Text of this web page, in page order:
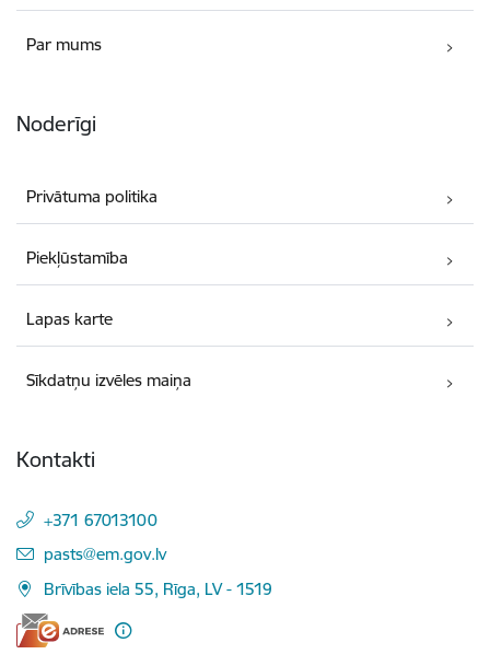
Par mums
Noderīgi
Privātuma politika
Piekļūstamība
Lapas karte
Sīkdatņu izvēles maiņa
Kontakti
+371 67013100
E-pasts:
pasts@em.gov.lv
Brīvības iela 55, Rīga, LV - 1519